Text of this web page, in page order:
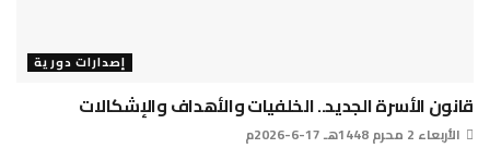
إصدارات دورية
قانون الأسرة الجديد.. الخلفيات والأهداف والإشكالات
الأربعاء 2 محرم 1448هـ 17-6-2026م